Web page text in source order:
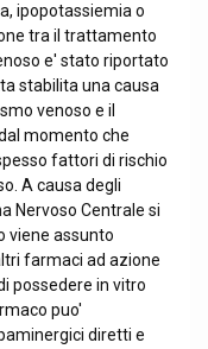
ipopotassiemia o
tra il trattamento
e' stato riportato
stabilita una causa
venoso e il
momento che
fattori di rischio
A causa degli
Nervoso Centrale si
viene assunto
farmaci ad azione
possedere in vitro
puo'
diretti e